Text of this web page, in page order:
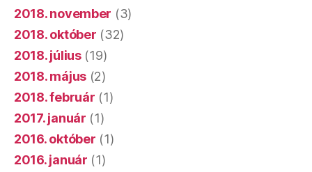
2018. november (3)
2018. október (32)
2018. július(19)
2018. május (2)
2018. február (1)
2017. január (1)
2016. október (1)
2016. január (1)